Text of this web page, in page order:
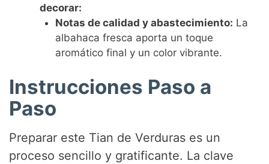
decorar:
Notas de calidad y abastecimiento: La
albahaca fresca aporta un toque
aromático final y un color vibrante.
Instrucciones Paso a
Paso
Preparar este Tian de Verduras es un
proceso sencillo y gratificante. La clave